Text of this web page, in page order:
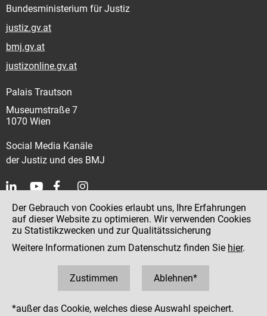
Bundesministerium für Justiz
justiz.gv.at
bmj.gv.at
justizonline.gv.at
Palais Trautson
Museumstraße 7
1070 Wien
Social Media Kanäle
der Justiz und des BMJ
Kontakt
Impressum
Datenschutz
Hinweisgeber:innenplattform (für Mitarbeiter:innen)
Der Gebrauch von Cookies erlaubt uns, Ihre Erfahrungen
auf dieser Website zu optimieren. Wir verwenden Cookies
zu Statistikzwecken und zur Qualitätssicherung
Weitere Informationen zum Datenschutz finden Sie hier.
Zustimmen Ablehnen*
*außer das Cookie, welches diese Auswahl speichert.